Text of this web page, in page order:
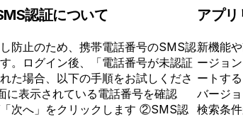
認証について
防止のため、携帯電話番号のSMS認
。ログイン後、「電話番号が未認証
た場合、以下の手順をお試しくださ
表示されている電話番号を確認
次へ」をクリックします ②SMS認
アプリ
新機能
ージョ
ートす
バージ
検索条